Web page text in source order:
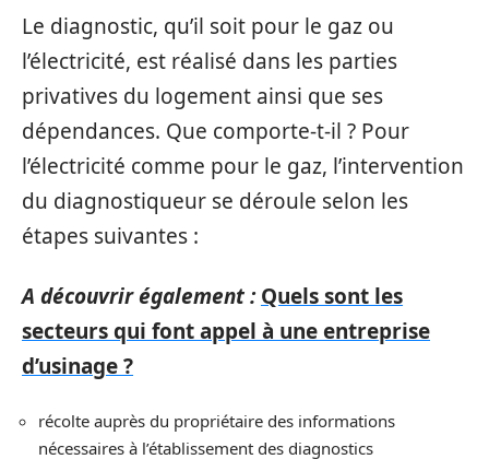
Le diagnostic, qu’il soit pour le gaz ou
l’électricité, est réalisé dans les parties
privatives du logement ainsi que ses
dépendances. Que comporte-t-il ? Pour
l’électricité comme pour le gaz, l’intervention
du diagnostiqueur se déroule selon les
étapes suivantes :
A découvrir également : Quels sont les
secteurs qui font appel à une entreprise
d’usinage ?
récolte auprès du propriétaire des informations
nécessaires à l’établissement des diagnostics